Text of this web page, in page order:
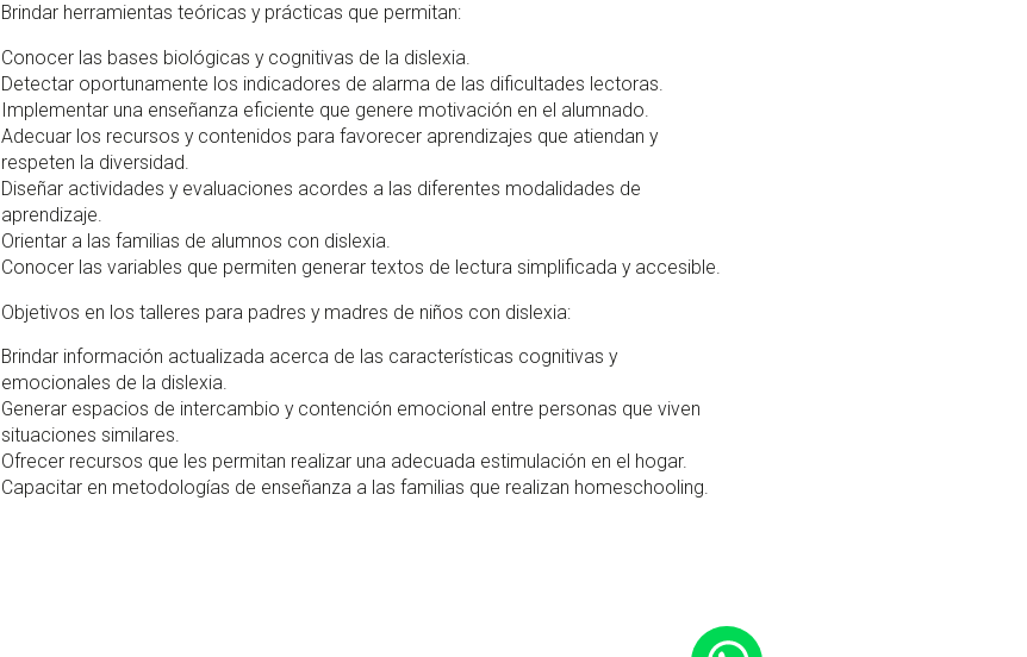
Brindar herramientas teóricas y prácticas que permitan:
Conocer las bases biológicas y cognitivas de la dislexia.
Detectar oportunamente los indicadores de alarma de las dificultades lectoras.
Implementar una enseñanza eficiente que genere motivación en el alumnado.
Adecuar los recursos y contenidos para favorecer aprendizajes que atiendan y
respeten la diversidad.
Diseñar actividades y evaluaciones acordes a las diferentes modalidades de
aprendizaje.
Orientar a las familias de alumnos con dislexia.
Conocer las variables que permiten generar textos de lectura simplificada y accesible.
Objetivos en los talleres para padres y madres de niños con dislexia:
Brindar información actualizada acerca de las características cognitivas y
emocionales de la dislexia.
Generar espacios de intercambio y contención emocional entre personas que viven
situaciones similares.
Ofrecer recursos que les permitan realizar una adecuada estimulación en el hogar.
Capacitar en metodologías de enseñanza a las familias que realizan homeschooling.
Contactar
por